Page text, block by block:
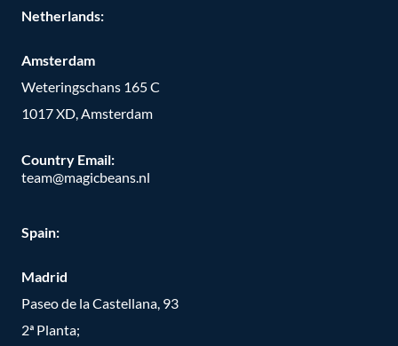
Netherlands:
Amsterdam
Weteringschans 165 C
1017 XD, Amsterdam
Country Email:
team@magicbeans.nl
Spain:
Madrid
Paseo de la Castellana, 93
2ª Planta;